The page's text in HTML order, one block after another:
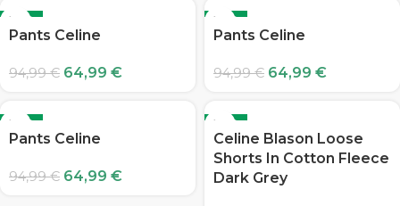
-32%
Pants Celine
94,99€ 64,99 €
-32%
Pants Celine
94,99€ 64,99 €
-32%
Pants Celine
94,99€ 64,99 €
-32%
Celine Blason Loose
Shorts In Cotton Fleece
Dark Grey